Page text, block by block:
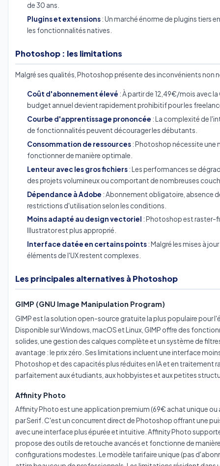
de 30 ans.
Plugins et extensions: Un marché énorme de plugins tiers
les fonctionnalités natives.
Photoshop : les limitations
Malgré ses qualités, Photoshop présente des inconvénients non
Coût d'abonnement élevé : À partir de 12,49€/mois avec
budget annuel devient rapidement prohibitif pour les
Courbe d'apprentissage prononcée : La complexité de
de fonctionnalités peuvent décourager les débutants.
Consommation de ressources: Photoshop nécessite une
fonctionner de manière optimale.
Lenteur avec les gros fichiers: Les performances se
des projets volumineux ou comportant de nombreuses
Dépendance à Adobe : Abonnement obligatoire, absence
restrictions d'utilisation selon les conditions.
Moins adapté au design vectoriel : Photoshop est raster-
Illustrator est plus approprié.
Interface datée en certains points: Malgré les mises à
éléments de l'UX restent complexes.
Les principales alternatives à Photoshop
GIMP (GNU Image Manipulation Program)
GIMP est la solution open-source gratuite la plus populaire pour
Disponible sur Windows, macOS et Linux, GIMP offre des
solides, une gestion des calques complète et un système de
avantage : le prix zéro. Ses limitations incluent une interface
Photoshop et des capacités plus réduites en IA et en traitement
parfaitement aux étudiants, aux hobbyistes et aux petites
Affinity Photo
Affinity Photo est une application premium (69€ achat unique
par Serif. C'est un concurrent direct de Photoshop offrant une
avec une interface plus épurée et intuitive. Affinity Photo
propose des outils de retouche avancés et fonctionne de
configurations modestes. Le modèle tarifaire unique (pas